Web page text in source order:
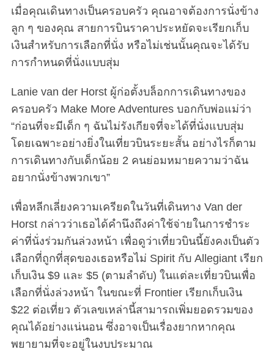
เมื่อคุณเดินทางเป็นครอบครัว คุณอาจต้องการนั่งข้าง
ลูก ๆ ของคุณ สายการบินราคาประหยัดจะเรียกเก็บ
เงินสำหรับการเลือกที่นั่ง หรือไม่เช่นนั้นคุณจะได้รับ
การกำหนดที่นั่งแบบสุ่ม
Lanie van der Horst ผู้ก่อตั้งบล็อกการเดินทางของ
ครอบครัว Make More Adventures บอกกับพ่อแม่ว่า
“ก่อนที่จะมีเด็ก ๆ ฉันไม่รังเกียจที่จะได้ที่นั่งแบบสุ่ม
โดยเฉพาะอย่างยิ่งในเที่ยวบินระยะสั้น อย่างไรก็ตาม
การเดินทางกับเด็กน้อย 2 คนย่อมหมายความว่าฉัน
อยากนั่งข้างพวกเขา”
เพื่อหลีกเลี่ยงความเครียดในวันที่เดินทาง Van der
Horst กล่าวว่าเธอได้คำนึงถึงค่าใช้จ่ายในการชำระ
ค่าที่นั่งร่วมกันล่วงหน้า เพื่อดูว่าเที่ยวบินนี้ยังคงเป็นตัว
เลือกที่ถูกที่สุดของเธอหรือไม่ Spirit กับ Allegiant เรียก
เก็บเงิน $9 และ $5 (ตามลำดับ) ในแต่ละเที่ยวบินเพื่อ
เลือกที่นั่งล่วงหน้า ในขณะที่ Frontier เรียกเก็บเงิน
$22 ต่อเที่ยว ตัวเลขเหล่านี้สามารถเพิ่มยอดรวมของ
คุณได้อย่างแน่นอน ซึ่งอาจเป็นเรื่องยากหากคุณ
พยายามที่จะอยู่ในงบประมาณ